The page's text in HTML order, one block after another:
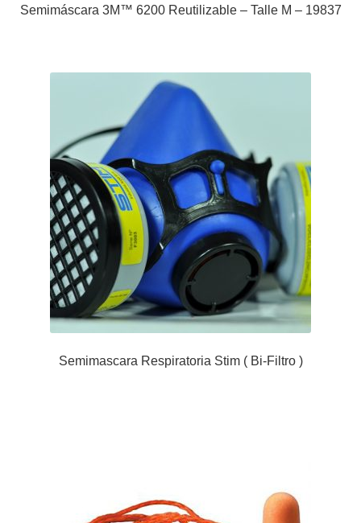
Semimáscara 3M™ 6200 Reutilizable – Talle M – 19837
Semimascara Respiratoria Stim ( Bi-Filtro )